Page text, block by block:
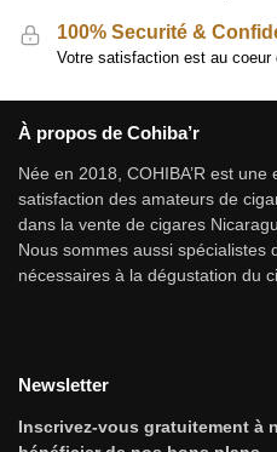
100% Securité &
Votre satisfaction est au coeur
À propos de Cohiba’r
Née en 2018, COHIBA’R est
satisfaction des amateurs de
dans la vente de cigares
Nous sommes aussi spécialistes
nécessaires à la dégustation du
Newsletter
Inscrivez-vous gratuitement à